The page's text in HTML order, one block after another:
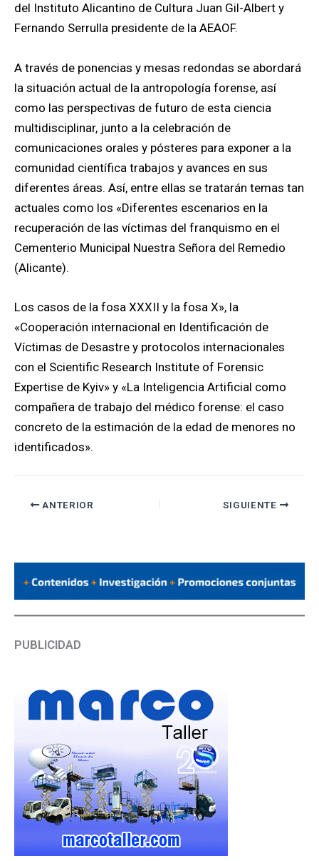
del Instituto Alicantino de Cultura Juan Gil-Albert y
Fernando Serrulla presidente de la AEAOF.
A través de ponencias y mesas redondas se abordará
la situación actual de la antropología forense, así
como las perspectivas de futuro de esta ciencia
multidisciplinar, junto a la celebración de
comunicaciones orales y pósteres para exponer a la
comunidad científica trabajos y avances en sus
diferentes áreas. Así, entre ellas se tratarán temas tan
actuales como los «Diferentes escenarios en la
recuperación de las víctimas del franquismo en el
Cementerio Municipal Nuestra Señora del Remedio
(Alicante).
Los casos de la fosa XXXII y la fosa X», la
«Cooperación internacional en Identificación de
Víctimas de Desastre y protocolos internacionales
con el Scientific Research Institute of Forensic
Expertise de Kyiv» y «La Inteligencia Artificial como
compañera de trabajo del médico forense: el caso
concreto de la estimación de la edad de menores no
identificados».
ANTERIOR SIGUIENTE
PUBLICIDAD